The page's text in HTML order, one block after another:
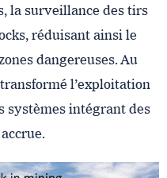
la surveillance des tirs
réduisant ainsi le
dangereuses. Au
l’exploitation
systèmes intégrant des